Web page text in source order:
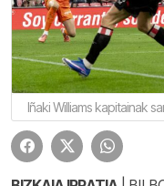
Iñaki Williams kapitainak